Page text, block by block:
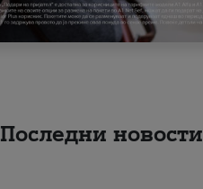
Последни новости